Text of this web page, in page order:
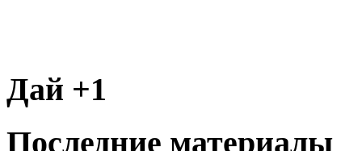
Дай +1
Последние материалы